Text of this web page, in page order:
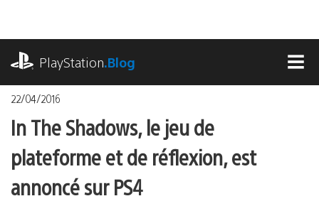
contenu
PlayStation.Blog
22/04/2016
In The Shadows, le jeu de
plateforme et de réflexion, est
annoncé sur PS4